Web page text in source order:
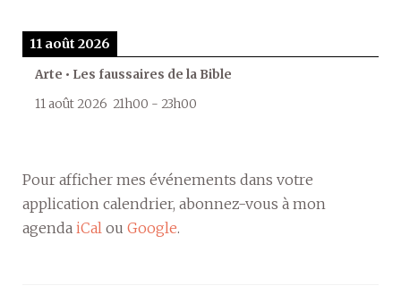
11 août 2026
Arte • Les faussaires de la Bible
11 août 2026 21h00 - 23h00
Pour afficher mes événements dans votre
application calendrier, abonnez-vous à mon
agenda iCal ou Google.